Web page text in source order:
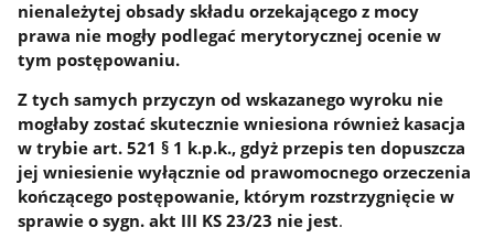
nienależytej obsady składu orzekającego z mocy
prawa nie mogły podlegać merytorycznej ocenie w
tym postępowaniu.
Z tych samych przyczyn od wskazanego wyroku nie
mogłaby zostać skutecznie wniesiona również kasacja
w trybie art. 521 § 1 k.p.k., gdyż przepis ten dopuszcza
jej wniesienie wyłącznie od prawomocnego orzeczenia
kończącego postępowanie, którym rozstrzygnięcie w
sprawie o sygn. akt III KS 23/23 nie jest.